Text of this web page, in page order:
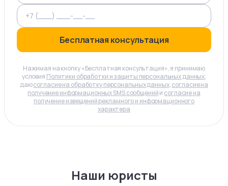
Бесплатная консультация
Нажимая на кнопку «Бесплатная консультация», я принимаю
условия Политики обработки и защиты персональных данных,
даюсогласие на обработку персональных данных,согласие на
получение информационных SMS сообщенийи согласие на
получение извещений рекламного и информационного
характера
Наши юристы